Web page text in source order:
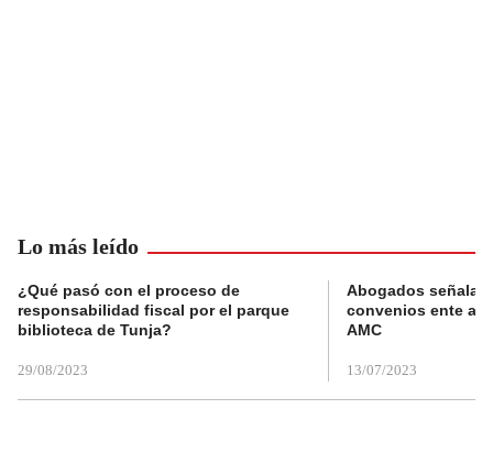
Lo más leído
¿Qué pasó con el proceso de
responsabilidad fiscal por el parque
biblioteca de Tunja?
29/08/2023
Abogados
convenios ente
AMC
13/07/2023